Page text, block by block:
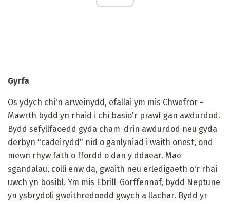
Gyrfa
Os ydych chi'n arweinydd, efallai ym mis Chwefror -
Mawrth bydd yn rhaid i chi basio'r prawf gan awdurdod.
Bydd sefyllfaoedd gyda cham-drin awdurdod neu gyda
derbyn "cadeirydd" nid o ganlyniad i waith onest, ond
mewn rhyw fath o ffordd o dan y ddaear. Mae
sgandalau, colli enw da, gwaith neu erledigaeth o'r rhai
uwch yn bosibl. Ym mis Ebrill-Gorffennaf, bydd Neptune
yn ysbrydoli gweithredoedd gwych a llachar. Bydd yr